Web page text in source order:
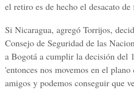
el retiro es de hecho el desacato
Si Nicaragua, agregó Torrijos,
Consejo de Seguridad de las
a Bogotá a cumplir la decisión del
'entonces nos movemos en el
amigos y podemos conseguir que